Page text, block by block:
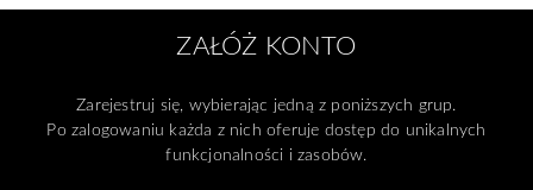
ZAŁÓŻ KONTO
Zarejestruj się, wybierając jedną z poniższych grup.
Po zalogowaniu każda z nich oferuje dostęp do unikalnych
funkcjonalności i zasobów.